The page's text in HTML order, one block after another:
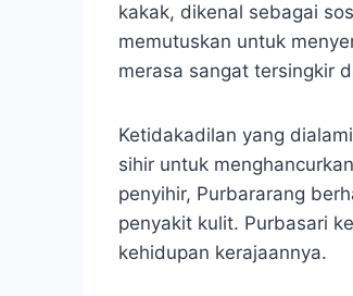
kakak, dikenal sebagai
memutuskan untuk
merasa sangat tersingkir
Ketidakadilan yang
sihir untuk
penyihir, Purbararang
penyakit kulit. Purbasari
kehidupan kerajaannya.